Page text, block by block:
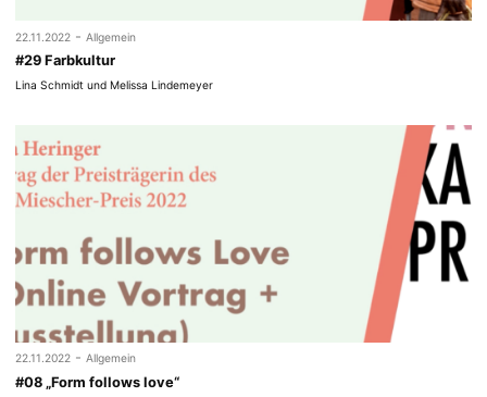
22.11.2022 - Allgemein
#29 Farbkultur
Lina Schmidt und Melissa Lindemeyer
22.11.2022 - Allgemein
#08 „Form follows love“